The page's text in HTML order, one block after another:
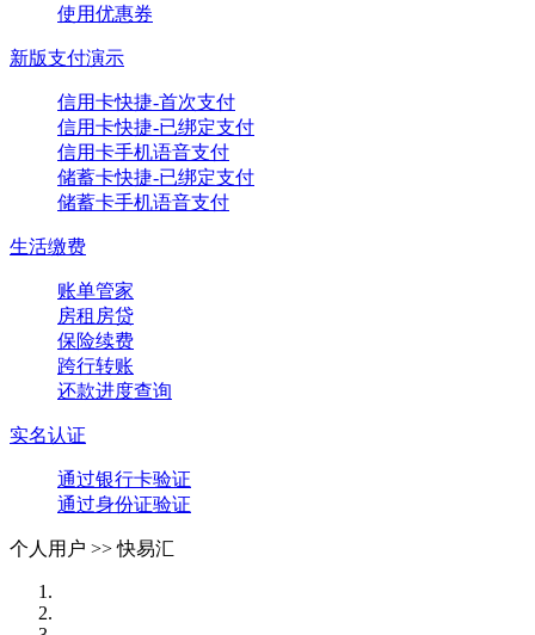
使用优惠券
新版支付演示
信用卡快捷-首次支付
信用卡快捷-已绑定支付
信用卡手机语音支付
储蓄卡快捷-已绑定支付
储蓄卡手机语音支付
生活缴费
账单管家
房租房贷
保险续费
跨行转账
还款进度查询
实名认证
通过银行卡验证
通过身份证验证
个人用户 >>快易汇